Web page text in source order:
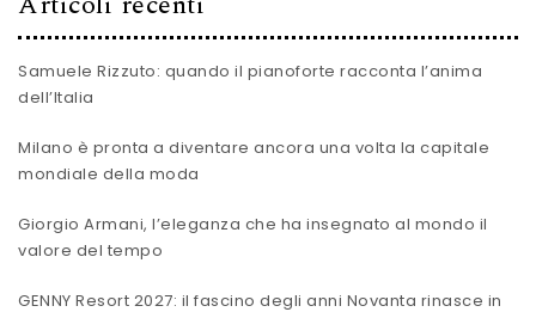
Samuele Rizzuto: quando il pianoforte racconta l’anima
dell’Italia
Milano è pronta a diventare ancora una volta la capitale
mondiale della moda
Giorgio Armani, l’eleganza che ha insegnato al mondo il
valore del tempo
GENNY Resort 2027: il fascino degli anni Novanta rinasce in